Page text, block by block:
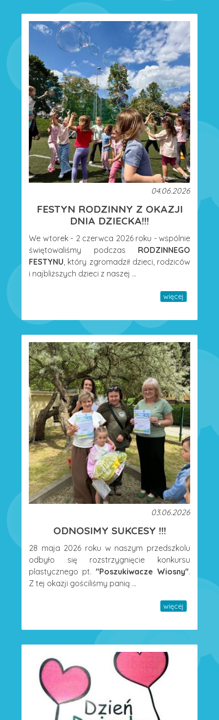
04.06.2026
FESTYN RODZINNY Z OKAZJI
DNIA DZIECKA!!!
We wtorek - 2 czerwca 2026 roku - wspólnie
świętowaliśmy podczas RODZINNEGO
FESTYNU, który zgromadził dzieci, rodziców
i najbliższych dzieci z naszej ...
więcej
03.06.2026
ODNOSIMY SUKCESY !!!
28 maja 2026 roku w naszym przedszkolu
odbyło się rozstrzygnięcie konkursu
plastycznego pt. "Poszukiwacze Wiosny".
Z tej okazji gościliśmy panią ...
więcej